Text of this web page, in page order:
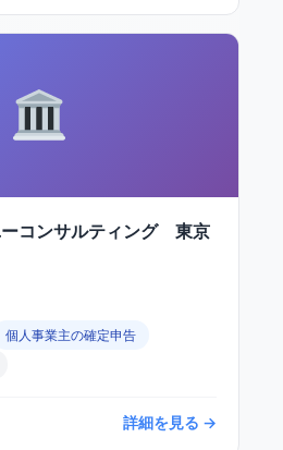
コンサルティング 東京
個人事業主の確定申告
詳細を見る →